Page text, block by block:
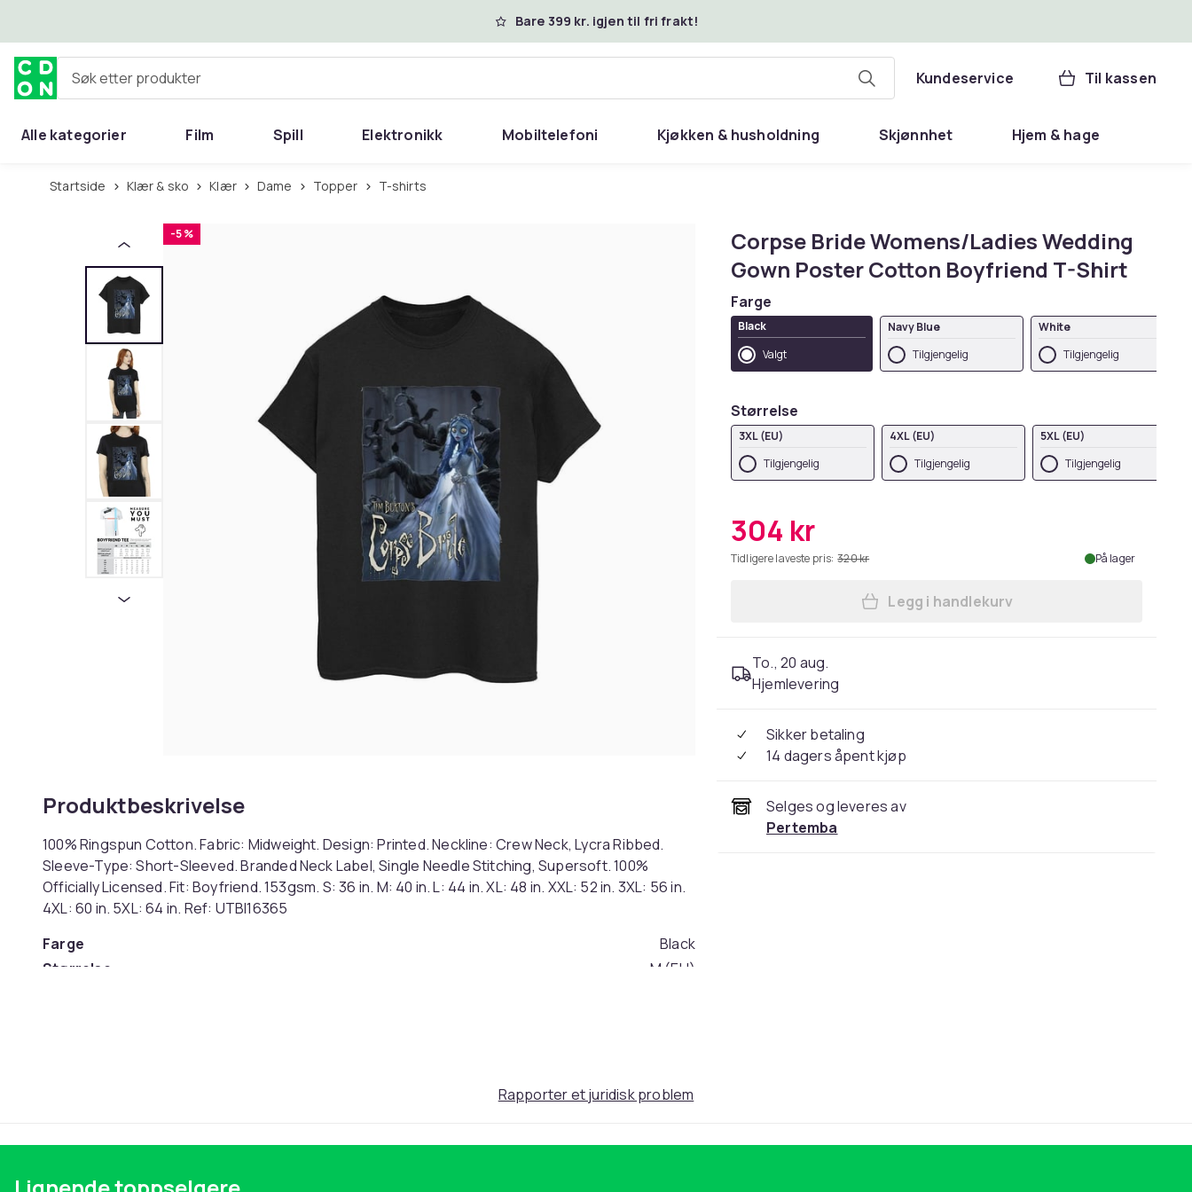
Bare 399 kr. igjen til fri frakt!
Søk etter produkter Kundeservice Til kassen
Alle kategorier Film Spill Elektronikk Mobiltelefoni Kjøkken & husholdning Skjønnhet Hjem & hage
Startside Klær & sko Klær Dame Topper T-shirts
-5 %
Produktbeskrivelse
100% Ringspun Cotton. Fabric: Midweight. Design: Printed. Neckline: Crew Neck, Lycra Ribbed.
Sleeve-Type: Short-Sleeved. Branded Neck Label, Single Needle Stitching, Supersoft. 100%
Officially Licensed. Fit: Boyfriend. 153gsm. S: 36 in. M: 40 in. L: 44 in. XL: 48 in. XXL: 52 in. 3XL: 56 in.
4XL: 60 in. 5XL: 64 in. Ref: UTBI16365
Farge
Black
Størrelse
M (EU)
Corpse Bride Womens/Ladies Wedding
Gown Poster Cotton Boyfriend T-Shirt
Farge
Black
Valgt
Navy Blue
Tilgjengelig
White
Tilgjengelig
Størrelse
3XL (EU)
Tilgjengelig
4XL (EU)
Tilgjengelig
5XL (EU)
Tilgjengelig
304 kr
Tidligere laveste pris: 320 kr På lager
Legg Corpse Bride Womens/
Legg i handlekurv
To., 20 aug.
Hjemlevering
Sikker betaling
14 dagers åpent kjøp
Selges og leveres av
Pertemba
Rapporter et juridisk problem